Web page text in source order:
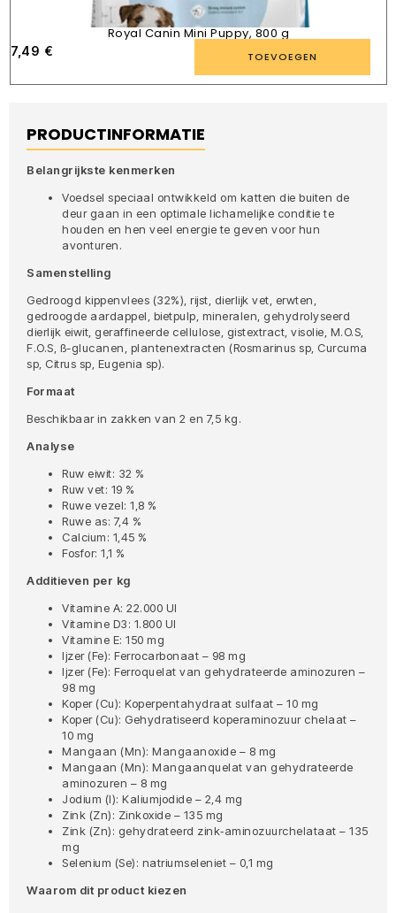
Royal Canin Mini Puppy, 800 g
7,49 € TOEVOEGEN
PRODUCTINFORMATIE
Belangrijkste kenmerken
Voedsel speciaal ontwikkeld om katten die buiten de
deur gaan in een optimale lichamelijke conditie te
houden en hen veel energie te geven voor hun
avonturen.
Samenstelling
Gedroogd kippenvlees (32%), rijst, dierlijk vet, erwten,
gedroogde aardappel, bietpulp, mineralen, gehydrolyseerd
dierlijk eiwit, geraffineerde cellulose, gistextract, visolie, M.O.S,
F.O.S, ß-glucanen, plantenextracten (Rosmarinus sp, Curcuma
sp, Citrus sp, Eugenia sp).
Formaat
Beschikbaar in zakken van 2 en 7,5 kg.
Analyse
Ruw eiwit: 32 %
Ruw vet: 19 %
Ruwe vezel: 1,8 %
Ruwe as: 7,4 %
Calcium: 1,45 %
Fosfor: 1,1 %
Additieven per kg
Vitamine A: 22.000 UI
Vitamine D3: 1.800 UI
Vitamine E: 150 mg
Ijzer (Fe): Ferrocarbonaat – 98 mg
Ijzer (Fe): Ferroquelat van gehydrateerde aminozuren –
98 mg
Koper (Cu): Koperpentahydraat sulfaat – 10 mg
Koper (Cu): Gehydratiseerd koperaminozuur chelaat –
10 mg
Mangaan (Mn): Mangaanoxide – 8 mg
Mangaan (Mn): Mangaanquelat van gehydrateerde
aminozuren – 8 mg
Jodium (I): Kaliumjodide – 2,4 mg
Zink (Zn): Zinkoxide – 135 mg
Zink (Zn): gehydrateerd zink‑aminozuurchelataat – 135
mg
Selenium (Se): natriumseleniet – 0,1 mg
Waarom dit product kiezen